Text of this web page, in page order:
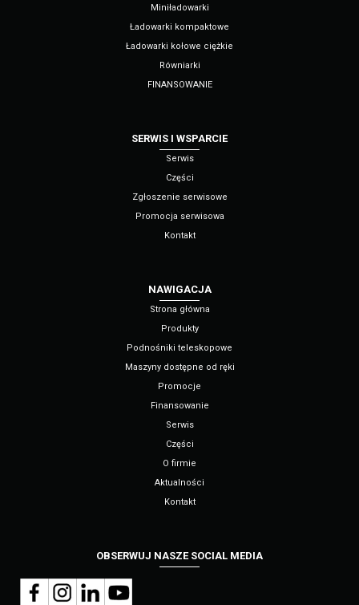
Miniładowarki
Ładowarki kompaktowe
Ładowarki kołowe ciężkie
Równiarki
FINANSOWANIE
SERWIS I WSPARCIE
Serwis
Części
Zgłoszenie serwisowe
Promocja serwisowa
Kontakt
NAWIGACJA
Strona główna
Produkty
Podnośniki teleskopowe
Maszyny dostępne od ręki
Promocje
Finansowanie
Serwis
Części
O firmie
Aktualności
Kontakt
OBSERWUJ NASZE SOCIAL MEDIA